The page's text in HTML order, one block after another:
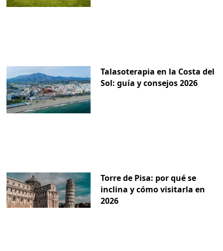
Talasoterapia en la Costa del
Sol: guía y consejos 2026
Torre de Pisa: por qué se
inclina y cómo visitarla en
2026